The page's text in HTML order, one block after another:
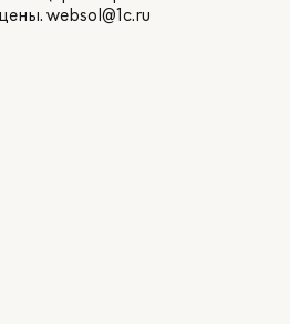
websol@1c.ru